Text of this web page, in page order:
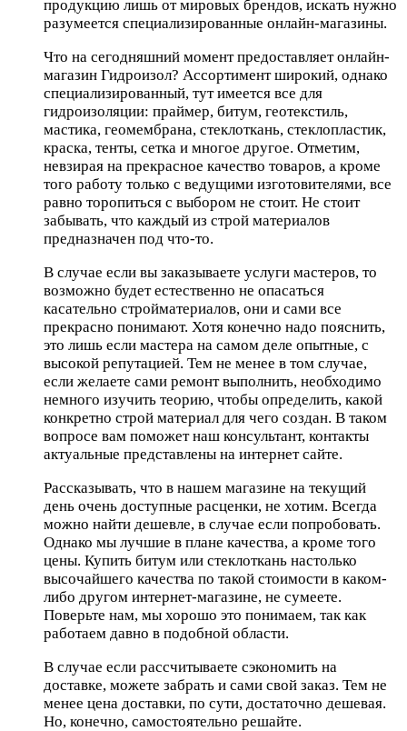
продукцию лишь от мировых брендов, искать нужно
разумеется специализированные онлайн-магазины.
Что на сегодняшний момент предоставляет онлайн-
магазин Гидроизол? Ассортимент широкий, однако
специализированный, тут имеется все для
гидроизоляции: праймер, битум, геотекстиль,
мастика, геомембрана, стеклоткань, стеклопластик,
краска, тенты, сетка и многое другое. Отметим,
невзирая на прекрасное качество товаров, а кроме
того работу только с ведущими изготовителями, все
равно торопиться с выбором не стоит. Не стоит
забывать, что каждый из строй материалов
предназначен под что-то.
В случае если вы заказываете услуги мастеров, то
возможно будет естественно не опасаться
касательно стройматериалов, они и сами все
прекрасно понимают. Хотя конечно надо пояснить,
это лишь если мастера на самом деле опытные, с
высокой репутацией. Тем не менее в том случае,
если желаете сами ремонт выполнить, необходимо
немного изучить теорию, чтобы определить, какой
конкретно строй материал для чего создан. В таком
вопросе вам поможет наш консультант, контакты
актуальные представлены на интернет сайте.
Рассказывать, что в нашем магазине на текущий
день очень доступные расценки, не хотим. Всегда
можно найти дешевле, в случае если попробовать.
Однако мы лучшие в плане качества, а кроме того
цены. Купить битум или стеклоткань настолько
высочайшего качества по такой стоимости в каком-
либо другом интернет-магазине, не сумеете.
Поверьте нам, мы хорошо это понимаем, так как
работаем давно в подобной области.
В случае если рассчитываете сэкономить на
доставке, можете забрать и сами свой заказ. Тем не
менее цена доставки, по сути, достаточно дешевая.
Но, конечно, самостоятельно решайте.